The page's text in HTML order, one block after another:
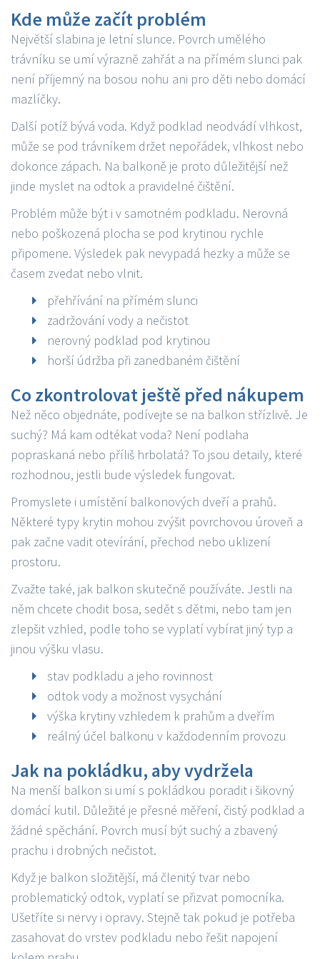
Kde může začít problém
Největší slabina je letní slunce. Povrch umělého
trávníku se umí výrazně zahřát a na přímém slunci pak
není příjemný na bosou nohu ani pro děti nebo domácí
mazlíčky.
Další potíž bývá voda. Když podklad neodvádí vlhkost,
může se pod trávníkem držet nepořádek, vlhkost nebo
dokonce zápach. Na balkoně je proto důležitější než
jinde myslet na odtok a pravidelné čištění.
Problém může být i v samotném podkladu. Nerovná
nebo poškozená plocha se pod krytinou rychle
připomene. Výsledek pak nevypadá hezky a může se
časem zvedat nebo vlnit.
přehřívání na přímém slunci
zadržování vody a nečistot
nerovný podklad pod krytinou
horší údržba při zanedbaném čištění
Co zkontrolovat ještě před nákupem
Než něco objednáte, podívejte se na balkon střízlivě. Je
suchý? Má kam odtékat voda? Není podlaha
popraskaná nebo příliš hrbolatá? To jsou detaily, které
rozhodnou, jestli bude výsledek fungovat.
Promyslete i umístění balkonových dveří a prahů.
Některé typy krytin mohou zvýšit povrchovou úroveň a
pak začne vadit otevírání, přechod nebo uklizení
prostoru.
Zvažte také, jak balkon skutečně používáte. Jestli na
něm chcete chodit bosa, sedět s dětmi, nebo tam jen
zlepšit vzhled, podle toho se vyplatí vybírat jiný typ a
jinou výšku vlasu.
stav podkladu a jeho rovinnost
odtok vody a možnost vysychání
výška krytiny vzhledem k prahům a dveřím
reálný účel balkonu v každodenním provozu
Jak na pokládku, aby vydržela
Na menší balkon si umí s pokládkou poradit i šikovný
domácí kutil. Důležité je přesné měření, čistý podklad a
žádné spěchání. Povrch musí být suchý a zbavený
prachu i drobných nečistot.
Když je balkon složitější, má členitý tvar nebo
problematický odtok, vyplatí se přizvat pomocníka.
Ušetříte si nervy i opravy. Stejně tak pokud je potřeba
zasahovat do vrstev podkladu nebo řešit napojení